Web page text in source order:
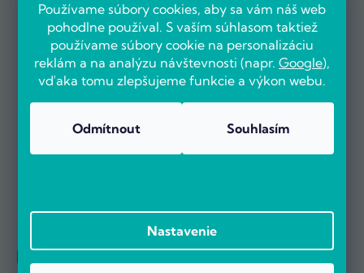
Používame súbory cookies, aby sa vám náš web
pohodlne používal. S vaším súhlasom taktiež
používame súbory cookie na personalizáciu
reklám a na analýzu návštevnosti (napr. Google),
vďaka tomu zlepšujeme funkcie a výkon webu.
Odmítnout Souhlasím
Nastavenie
Už viac ako 5000 zákazníkov nás odporúča na základe recenzií
na portáli Heureka.cz.
Zobraziť viac ako 5 000 recenzií na Heureka.cz
Referencie firiem